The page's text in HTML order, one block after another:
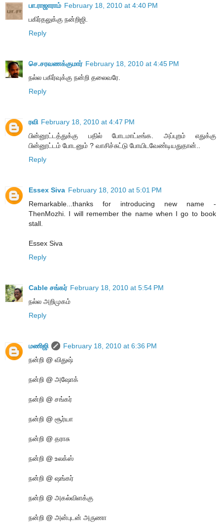
பா.ராஜாராம் February 18, 2010 at 4:40 PM
பகிர்தலுக்கு நன்றிஜி.
Reply
செ.சரவணக்குமார் February 18, 2010 at 4:45 PM
நல்ல பகிர்வுக்கு நன்றி தலைவரே.
Reply
ரவி February 18, 2010 at 4:47 PM
பின்னூட்டத்துக்கு பதில் போடமாட்டீங்க. அப்புறம் எதுக்கு
பின்னூட்டம் போடனும் ? வாசிச்சுட்டு போயிடவேண்டியதுதான்..
Reply
Essex Siva February 18, 2010 at 5:01 PM
Remarkable...thanks for introducing new name -
ThenMozhi. I will remember the name when I go to book
stall.
Essex Siva
Reply
Cable சங்கர் February 18, 2010 at 5:54 PM
நல்ல அறிமுகம்
Reply
மணிஜி
February 18, 2010 at 6:36 PM
நன்றி @ விதுஷ்
நன்றி @ அஷோக்
நன்றி @ சங்கர்
நன்றி @ சூர்யா
நன்றி @ தராசு
நன்றி @ உலக்ஸ்
நன்றி @ ஷங்கர்
நன்றி @ அகல்விளக்கு
நன்றி @ அன்புடன் அருணா